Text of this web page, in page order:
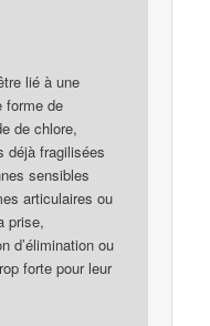
lié à une
forme de
de chlore,
déjà fragilisées
sensibles
articulaires ou
prise,
d’élimination ou
forte pour leur